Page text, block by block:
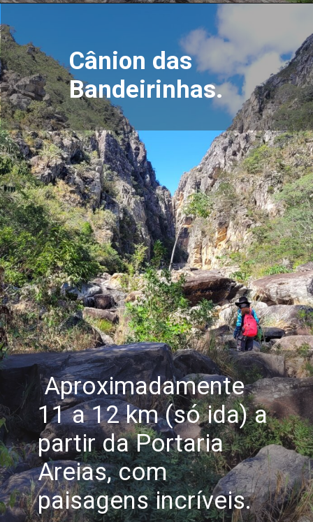
Cânion das
Bandeirinhas.
Aproximadamente
11 a 12 km (só ida) a
partir da Portaria
Areias, com
paisagens incríveis.